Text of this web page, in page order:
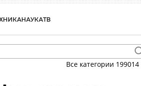
НАУКАТВ
Все категории 199014